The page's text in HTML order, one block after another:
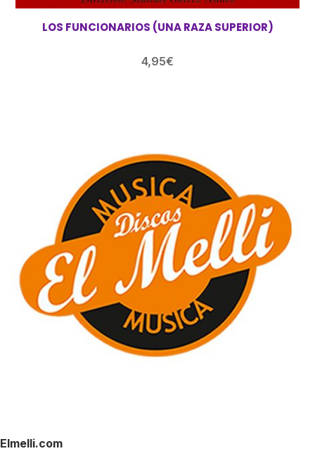
LOS FUNCIONARIOS (UNA RAZA SUPERIOR)
4,95€
Elmelli.com